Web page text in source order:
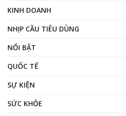
KINH DOANH
NHỊP CẦU TIÊU DÙNG
NỔI BẬT
QUỐC TẾ
SỰ KIỆN
SỨC KHỎE